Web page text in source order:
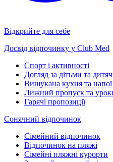
Відкрийте для себе
Досвід відпочинку у Club Med
Спорт і активності
Догляд за дітьми та
Вишукана кухня та напої
Лижний пропуск та
Гарячі пропозиції
Сонячний відпочинок
Сімейний відпочинок
Відпочинок на пляжі
Сімейні пляжні курорти